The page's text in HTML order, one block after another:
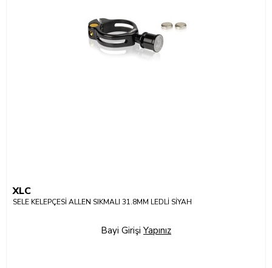
XLC
SELE KELEPÇESİ ALLEN SIKMALI 31.8MM LEDLİ SİYAH
Bayi Girişi Yapınız